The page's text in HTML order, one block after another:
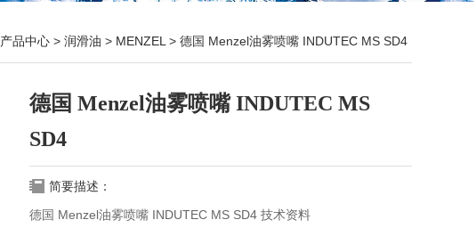
产品中心 > 润滑油 > MENZEL > 德国 Menzel油雾喷嘴 INDUTEC MS SD4
德国 Menzel油雾喷嘴 INDUTEC MS
SD4
简要描述：
德国 Menzel油雾喷嘴 INDUTEC MS SD4 技术资料